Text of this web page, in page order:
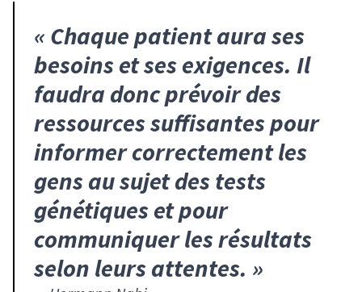
« Chaque patient aura ses
besoins et ses exigences. Il
faudra donc prévoir des
ressources suffisantes pour
informer correctement les
gens au sujet des tests
génétiques et pour
communiquer les résultats
selon leurs attentes. »